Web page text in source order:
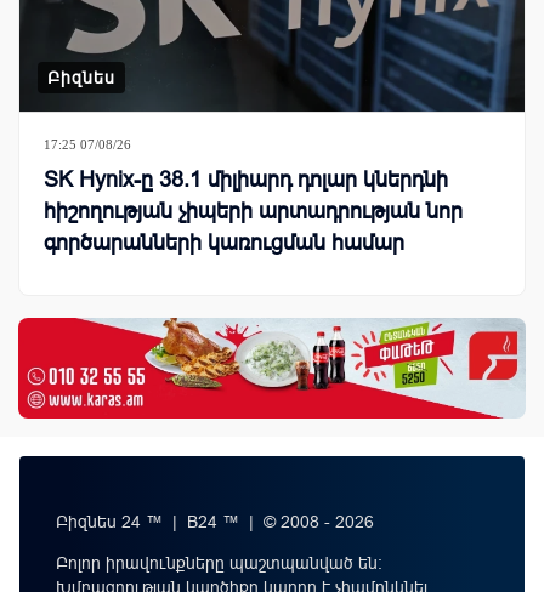
Բիզնես
17:25 07/08/26
SK Hynix-ը 38.1 միլիարդ դոլար կներդնի
հիշողության չիպերի արտադրության նոր
գործարանների կառուցման համար
Բիզնես 24 ™ | B24 ™ | © 2008 - 2026
Բոլոր իրավունքները պաշտպանված են:
Խմբագրության կարծիքը կարող է չհամընկնել